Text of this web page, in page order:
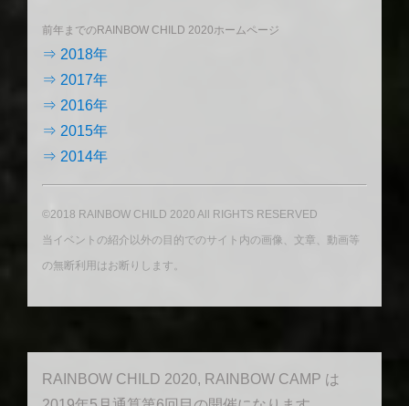
前年までのRAINBOW CHILD 2020ホームページ
⇒ 2018年
⇒ 2017年
⇒ 2016年
⇒ 2015年
⇒ 2014年
©2018 RAINBOW CHILD 2020 All RIGHTS RESERVED
当イベントの紹介以外の目的でのサイト内の画像、文章、動画等
の無断利用はお断りします。
RAINBOW CHILD 2020, RAINBOW CAMP は